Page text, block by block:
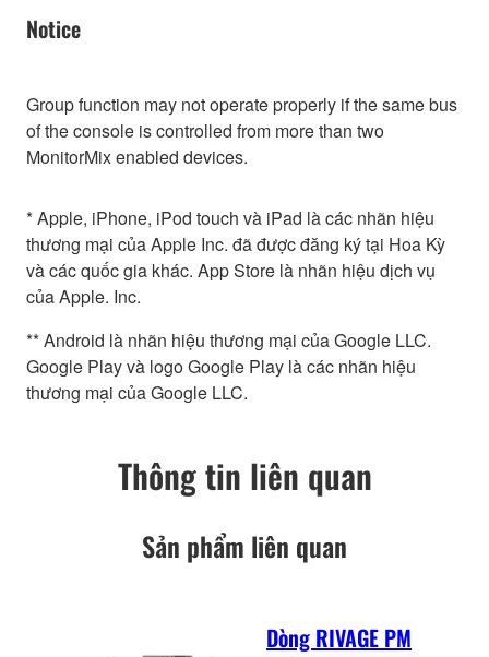
Notice
Group function may not operate properly if the same bus
of the console is controlled from more than two
MonitorMix enabled devices.
* Apple, iPhone, iPod touch và iPad là các nhãn hiệu
thương mại của Apple Inc. đã được đăng ký tại Hoa Kỳ
và các quốc gia khác. App Store là nhãn hiệu dịch vụ
của Apple. Inc.
** Android là nhãn hiệu thương mại của Google LLC.
Google Play và logo Google Play là các nhãn hiệu
thương mại của Google LLC.
Thông tin liên quan
Sản phẩm liên quan
Dòng RIVAGE PM